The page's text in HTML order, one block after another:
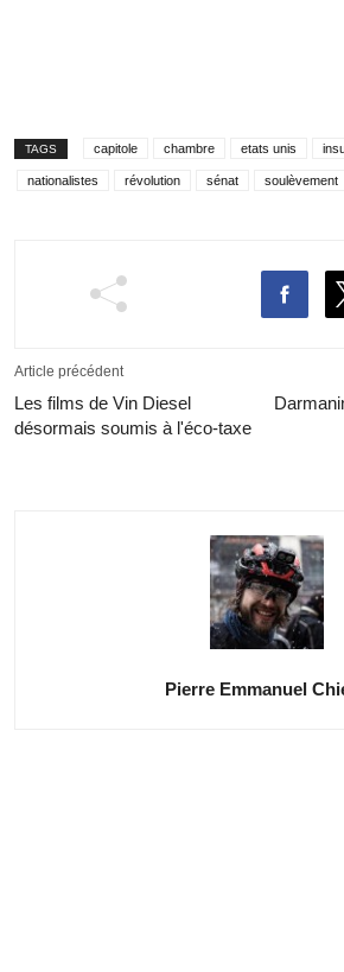
TAGS capitole chambre etats unis
nationalistes révolution sénat soulèvement
Article précédent
Les films de Vin Diesel
désormais soumis à l'éco-taxe
Pierre Emmanuel